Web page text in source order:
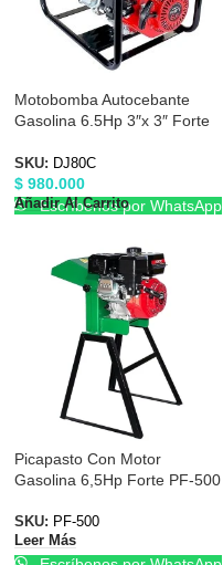
Motobomba Autocebante
Gasolina 6.5Hp 3″x 3″ Forte
SKU: DJ80C
$980.000
Añadir Al Carrito
Escríbenos por WhatsApp
Picapasto Con Motor
Gasolina 6,5Hp Forte PF-500
SKU: PF-500
Leer Más